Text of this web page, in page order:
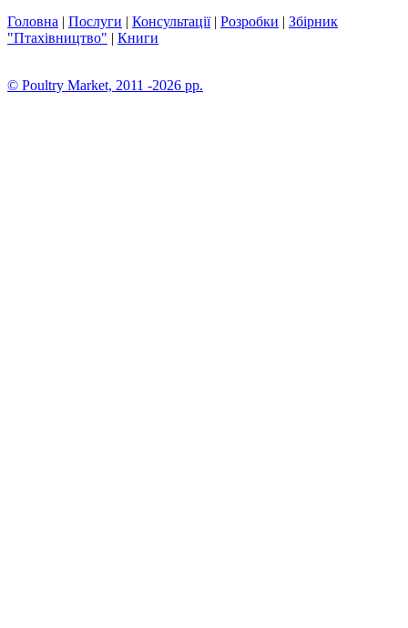
Головна | Послуги | Консультації| Розробки | Збірник
"Птахівництво" | Книги
© Poultry Market, 2011 -2026 pp.